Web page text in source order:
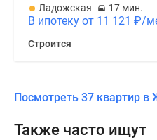
Ладожская
17 мин.
В ипотеку от 11 121 ₽/
Строится
Посмотреть 37 квартир в
Также часто ищут